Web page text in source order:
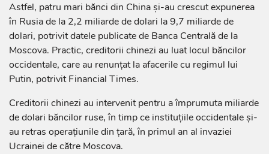
Astfel, patru mari bănci din China și-au crescut expunerea
în Rusia de la 2,2 miliarde de dolari la 9,7 miliarde de
dolari, potrivit datele publicate de Banca Centrală de la
Moscova. Practic, creditorii chinezi au luat locul băncilor
occidentale, care au renunțat la afacerile cu regimul lui
Putin, potrivit Financial Times.
Creditorii chinezi au intervenit pentru a împrumuta miliarde
de dolari băncilor ruse, în timp ce instituțiile occidentale și-
au retras operațiunile din țară, în primul an al invaziei
Ucrainei de către Moscova.